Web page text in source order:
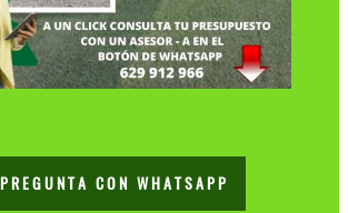
PREGUNTA CON WHATSAPP